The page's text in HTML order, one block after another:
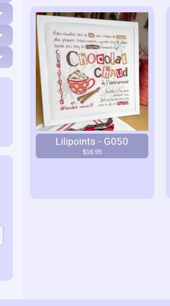
Lilipoints - G050
$16.95